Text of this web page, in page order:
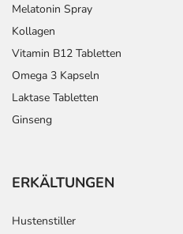
Melatonin Spray
Kollagen
Vitamin B12 Tabletten
Omega 3 Kapseln
Laktase Tabletten
Ginseng
ERKÄLTUNGEN
Hustenstiller